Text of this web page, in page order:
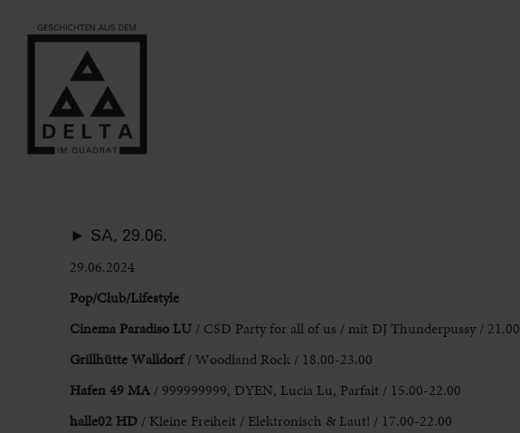
► SA, 29.06.
29.06.2024
Pop/Club/Lifestyle
Cinema Paradiso LU/ CSD Party forall of us / mit DJ Thunderpussy / 21.00
Grillhütte Walldorf/ WoodlandRock / 18.00-23.00
Hafen 49 MA / 999999999, DYEN, Lucia Lu, Parfait/ 15.00-22.00
halle02 HD/ Kleine Freiheit / Elektronisch & Laut! / 17.00-22.00